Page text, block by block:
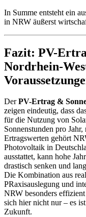
In Summe entsteht ein
in NRW äußerst
Fazit: PV-
Nordrhein-
DerPV-Ertrag &
zeigen eindeutig, dass
für die Nutzung von
Sonnenstunden pro
Ertragswerten gehört
Photovoltaik in
ausstattet, kann hohe
drastisch senken und
Die Kombination aus
PRaxisauslegung und
NRW besonders
sich hier nicht nur – es
Zukunft.